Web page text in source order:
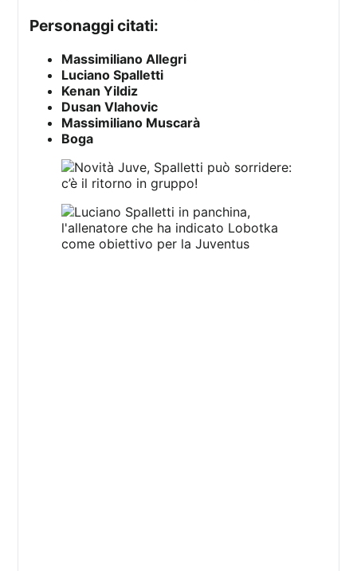
Personaggi citati:
Massimiliano Allegri
Luciano Spalletti
Kenan Yildiz
Dusan Vlahovic
Massimiliano Muscarà
Boga